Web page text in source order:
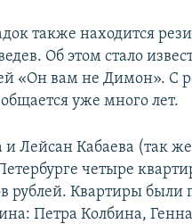
также находится
Об этом стало
«Он вам не Димон». С
уже много лет.
Лейсан Кабаева (так же
четыре
рублей. Квартиры были
Петра Колбина,